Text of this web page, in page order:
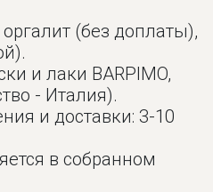
оргалит (без доплаты),
и лаки BARPIMO,
- Италия).
и доставки: 3-10
в собранном